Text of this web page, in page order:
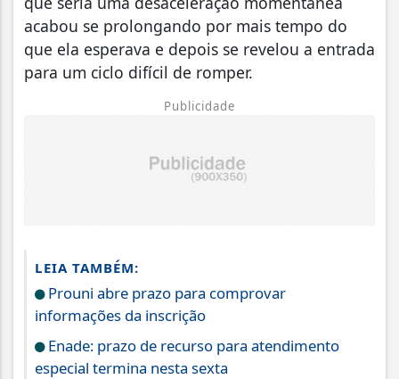
acabou se prolongando por mais tempo do
que ela esperava e depois se revelou a entrada
para um ciclo difícil de romper.
Publicidade
LEIA TAMBÉM:
Prouni abre prazo para comprovar
informações da inscrição
Enade: prazo de recurso para atendimento
especial termina nesta sexta